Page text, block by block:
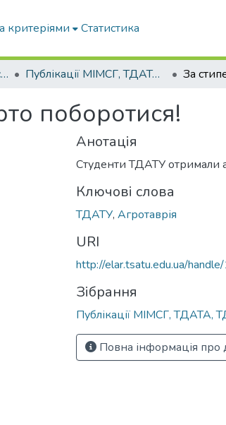
критеріями Статистика
"Alma Mater" - історія та сьогодення Університету Публікації МІМСГ, ТДАТА, ТДАТУ
поборотися!
Анотація
Студенти ТДАТУ отримали
Ключові слова
ТДАТУ, Агротаврія
URI
http://elar.tsatu.edu.ua/
Зібрання
Публікації МІМСГ, ТДАТА,
Повна інформація про